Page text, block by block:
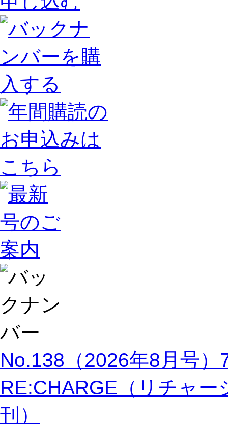
No.138（2026年8月号）
RE:CHARGE（リチャ
刊）